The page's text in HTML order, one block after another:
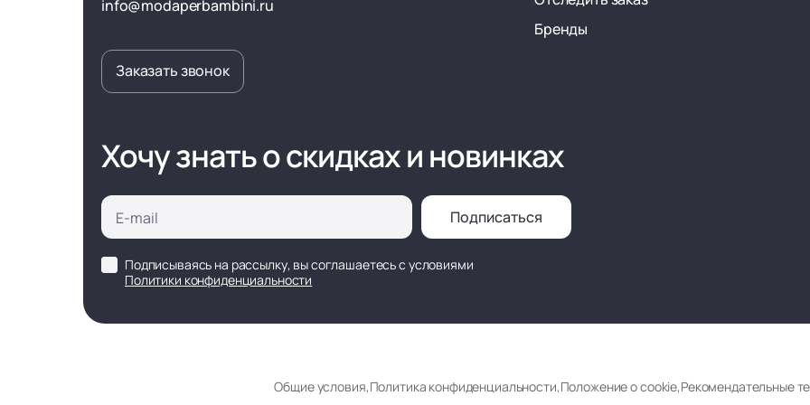
info@modaperbambini.ru
Заказать звонок
Бренды
Хочу знать о скидках и новинках
Подписаться
Подписываясь на рассылку, вы соглашаетесь с условиями
Политики конфиденциальности
Общие условия,Политика конфиденциальности,Положение о cookie,Рекомендательные